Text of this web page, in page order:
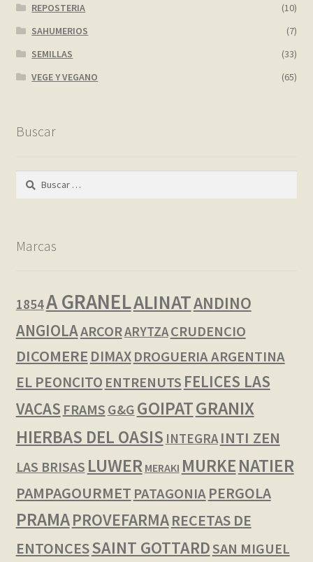
REPOSTERIA
(10)
SAHUMERIOS
(7)
SEMILLAS
(33)
VEGE Y VEGANO
(65)
Buscar
Buscar:
Marcas
1854A GRANELALINATANDINO
ANGIOLAARCORARYTZACRUDENCIO
DICOMERE DIMAX DROGUERIA ARGENTINA
EL PEONCITO ENTRENUTS FELICES LAS
VACAS FRAMS G&G GOIPATGRANIX
HIERBAS DEL OASIS INTEGRA INTI ZEN
LAS BRISAS LUWER MERAKI MURKENATIER
PAMPAGOURMET PATAGONIA PERGOLA
PRAMAPROVEFARMARECETAS DE
ENTONCESSAINT GOTTARDSAN MIGUEL